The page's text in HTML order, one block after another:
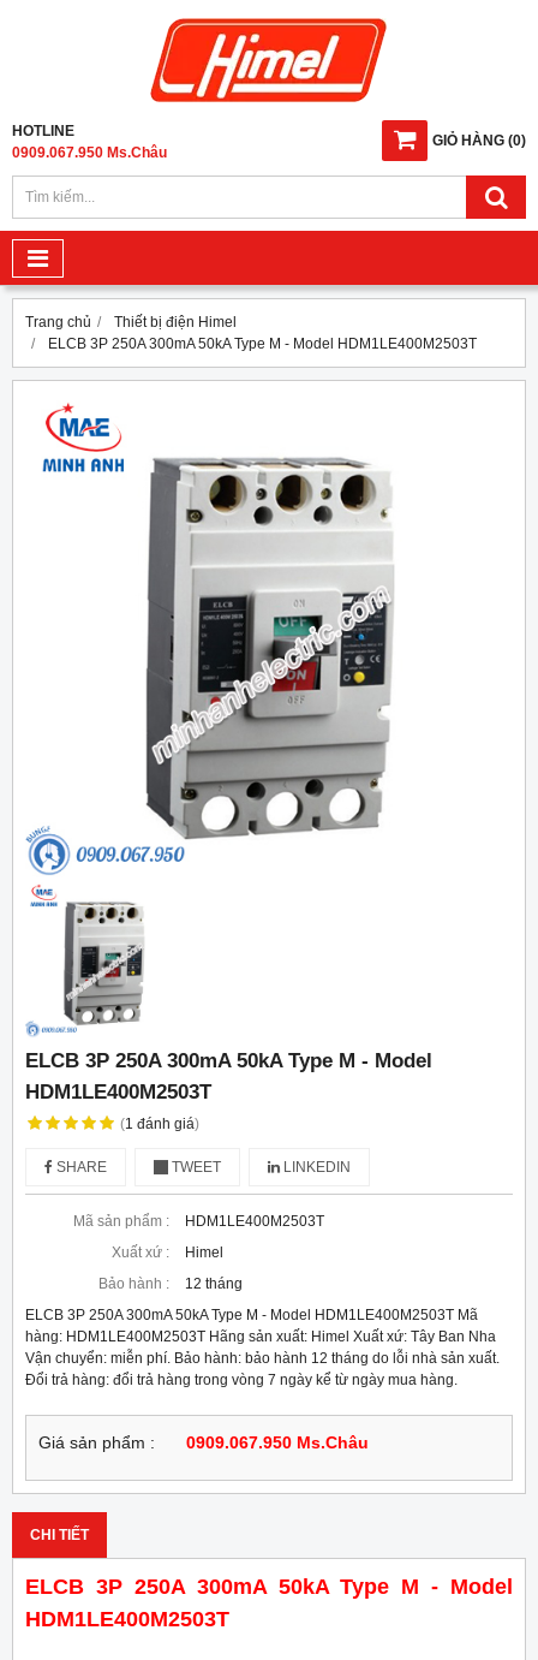
GIỎ HÀNG (0)
HOTLINE
0909.067.950 Ms.Châu
Trang chủ
Thiết bị điện Himel
ELCB 3P 250A 300mA 50kA Type M - Model HDM1LE400M2503T
ELCB 3P 250A 300mA 50kA Type M - Model
HDM1LE400M2503T
(1 đánh giá)
SHARE TWEET LINKEDIN
Mã sản phẩm :
HDM1LE400M2503T
Xuất xứ :
Himel
Bảo hành :
12 tháng
ELCB 3P 250A 300mA 50kA Type M - Model HDM1LE400M2503T Mã
hàng: HDM1LE400M2503T Hãng sản xuất: Himel Xuất xứ: Tây Ban Nha
Vận chuyển: miễn phí. Bảo hành: bảo hành 12 tháng do lỗi nhà sản xuất.
Đổi trả hàng: đổi trả hàng trong vòng 7 ngày kể từ ngày mua hàng.
Giá sản phẩm : 0909.067.950 Ms.Châu
CHI TIẾT
ELCB 3P 250A 300mA 50kA Type M - Model
HDM1LE400M2503T